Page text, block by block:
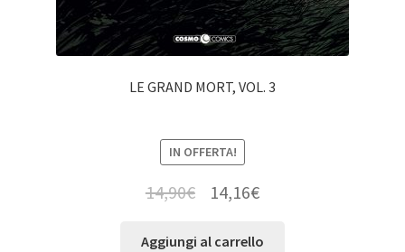
LE GRAND MORT, VOL. 3
IN OFFERTA!
14,90€ 14,16€
Aggiungi al carrello